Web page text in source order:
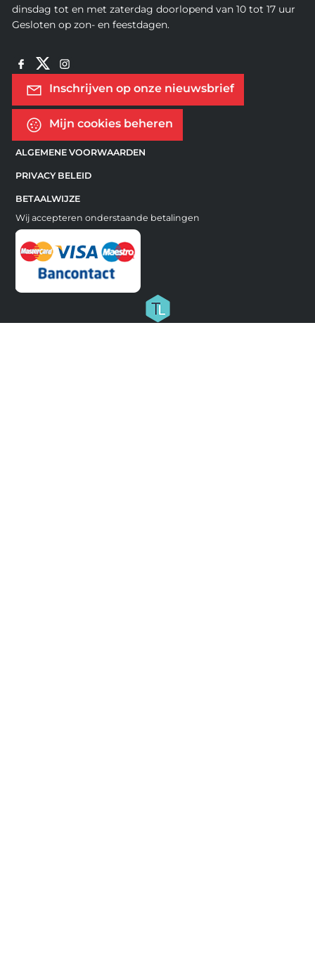
dinsdag tot en met zaterdag doorlopend van 10 tot 17 uur
Gesloten op zon- en feestdagen.
Inschrijven op onze nieuwsbrief
Mijn cookies beheren
ALGEMENE VOORWAARDEN
PRIVACY BELEID
BETAALWIJZE
Wij accepteren onderstaande betalingen